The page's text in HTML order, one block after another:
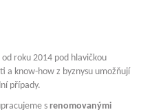
roku 2014 pod hlavičkou
a know-how z byznysu umožňují
případy.
s renomovanými